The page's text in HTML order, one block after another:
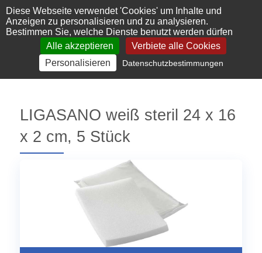
Cookie-Einstellungen
Diese Webseite verwendet 'Cookies' um Inhalte und
Anzeigen zu personalisieren und zu analysieren.
Bestimmen Sie, welche Dienste benutzt werden dürfen
Alle akzeptieren
Verbiete alle Cookies
Personalisieren
Datenschutzbestimmungen
LIGASANO weiß steril 24 x 16
x 2 cm, 5 Stück